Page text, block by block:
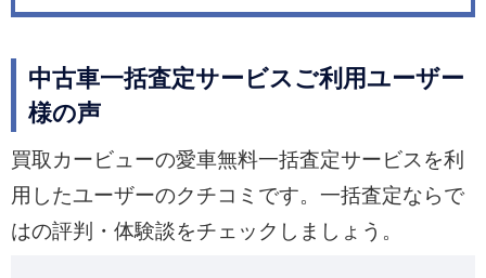
中古車一括査定サービスご利用ユーザー
様の声
買取カービューの愛車無料一括査定サービスを利
用したユーザーのクチコミです。一括査定ならで
はの評判・体験談をチェックしましょう。